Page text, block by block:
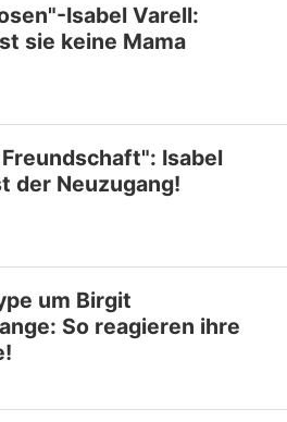
Isabel Varell:
sie keine Mama
Isabel
der Neuzugang!
um Birgit
So reagieren ihre